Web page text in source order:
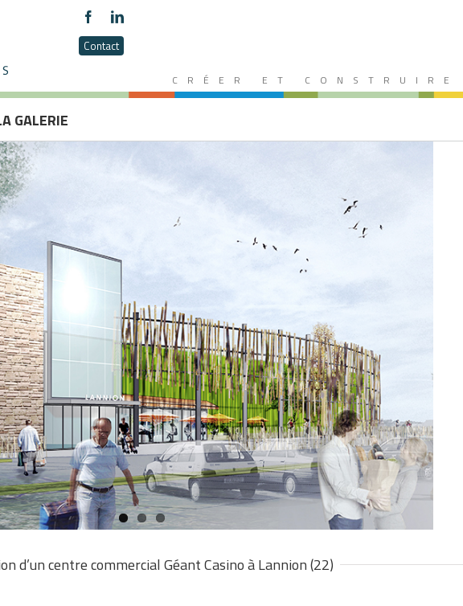
Contact
CRÉER ET
GALERIE
d’un centre commercial Géant Casino à Lannion (22)